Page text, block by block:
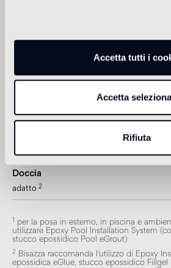
Accetta tutti i
Accetta
Rifiuta
Piscina e SPA
Doccia
adatto 2
per la posa in esterno, in piscina e
utilizzare Epoxy Pool Installation System
stucco epossidico Pool eGrout)
2
Bisazza raccomanda l'utilizzo di Epoxy
epossidica eGlue, stucco epossidico Fillgel